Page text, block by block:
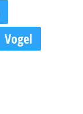
Vogel